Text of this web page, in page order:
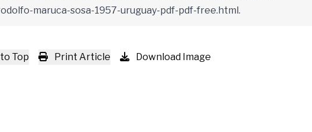
maruca-sosa-1957-uruguay-pdf-pdf-free.html.
Top Print Article Download Image